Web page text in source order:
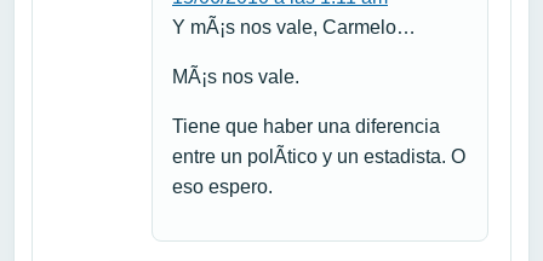
Y mÃ¡s nos vale, Carmelo…
MÃ¡s nos vale.
Tiene que haber una diferencia
entre un polÃ­tico y un estadista. O
eso espero.